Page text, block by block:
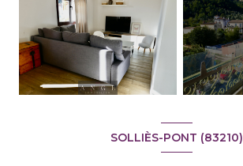
SOLLIÈS-PONT (83210)